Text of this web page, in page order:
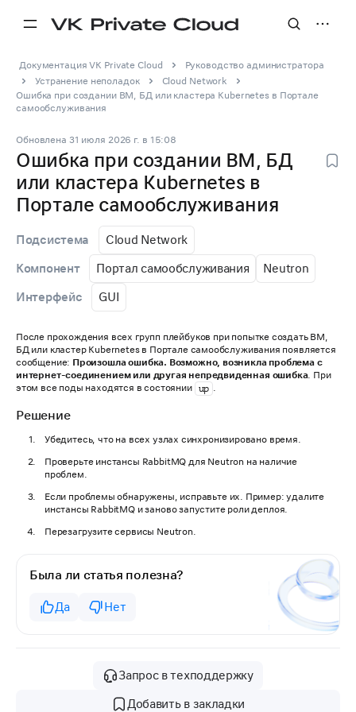
Документация VK Private Cloud
Руководство администратора
Устранение неполадок
Cloud Network
Ошибка при создании ВМ, БД или кластера Kubernetes в Портале
самообслуживания
Обновлена 31 июля 2026 г. в 15:08
Ошибка при создании ВМ, БД
или кластера Kubernetes в
Портале самообслуживания
Подсистема Cloud Network
Компонент Портал самообслуживания Neutron
Интерфейс GUI
После прохождения всех групп плейбуков при попытке создать ВМ,
БД или кластер Kubernetes в Портале самообслуживания появляется
сообщение: Произошла ошибка. Возможно, возникла проблема с
интернет-соединением или другая непредвиденная ошибка. При
этом все поды находятся в состоянии up .
Решение
Убедитесь, что на всех узлах синхронизировано время.
Проверьте инстансы RabbitMQ для Neutron на наличие
проблем.
Если проблемы обнаружены, исправьте их. Пример: удалите
инстансы RabbitMQ и заново запустите роли деплоя.
Перезагрузите сервисы Neutron.
Была ли статья полезна?
Да Нет
Запрос в техподдержку
Добавить в закладки